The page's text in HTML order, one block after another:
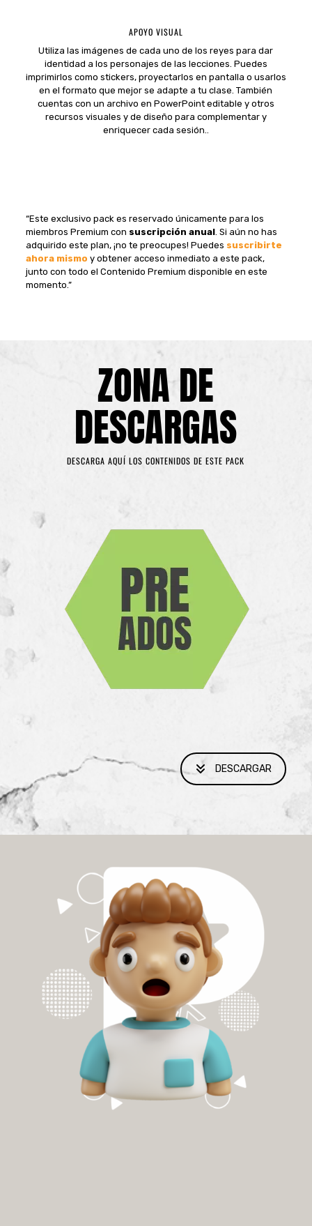
APOYO VISUAL
Utiliza las imágenes de cada uno de los reyes para dar
identidad a los personajes de las lecciones. Puedes
imprimirlos como stickers, proyectarlos en pantalla o usarlos
en el formato que mejor se adapte a tu clase. También
cuentas con un archivo en PowerPoint editable y otros
recursos visuales y de diseño para complementar y
enriquecer cada sesión..
“Este exclusivo pack es reservado únicamente para los
miembros Premium con suscripción anual. Si aún no has
adquirido este plan, ¡no te preocupes! Puedes suscribirte
ahora mismo y obtener acceso inmediato a este pack,
junto con todo el Contenido Premium disponible en este
momento.”
ZONA DE
DESCARGAS
DESCARGA AQUÍ LOS CONTENIDOS DE ESTE PACK
DESCARGAR